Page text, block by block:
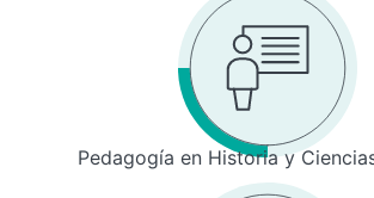
Pedagogía en Historia y